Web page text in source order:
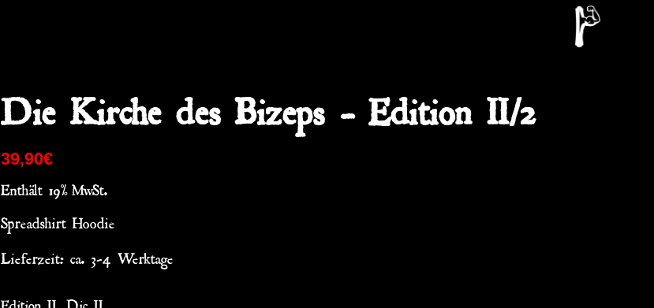
Die Kirche des Bizeps – Edition II/2
39,90€
Enthält 19% MwSt.
Spreadshirt Hoodie
Lieferzeit: ca. 3-4 Werktage
Edition II. Die II.